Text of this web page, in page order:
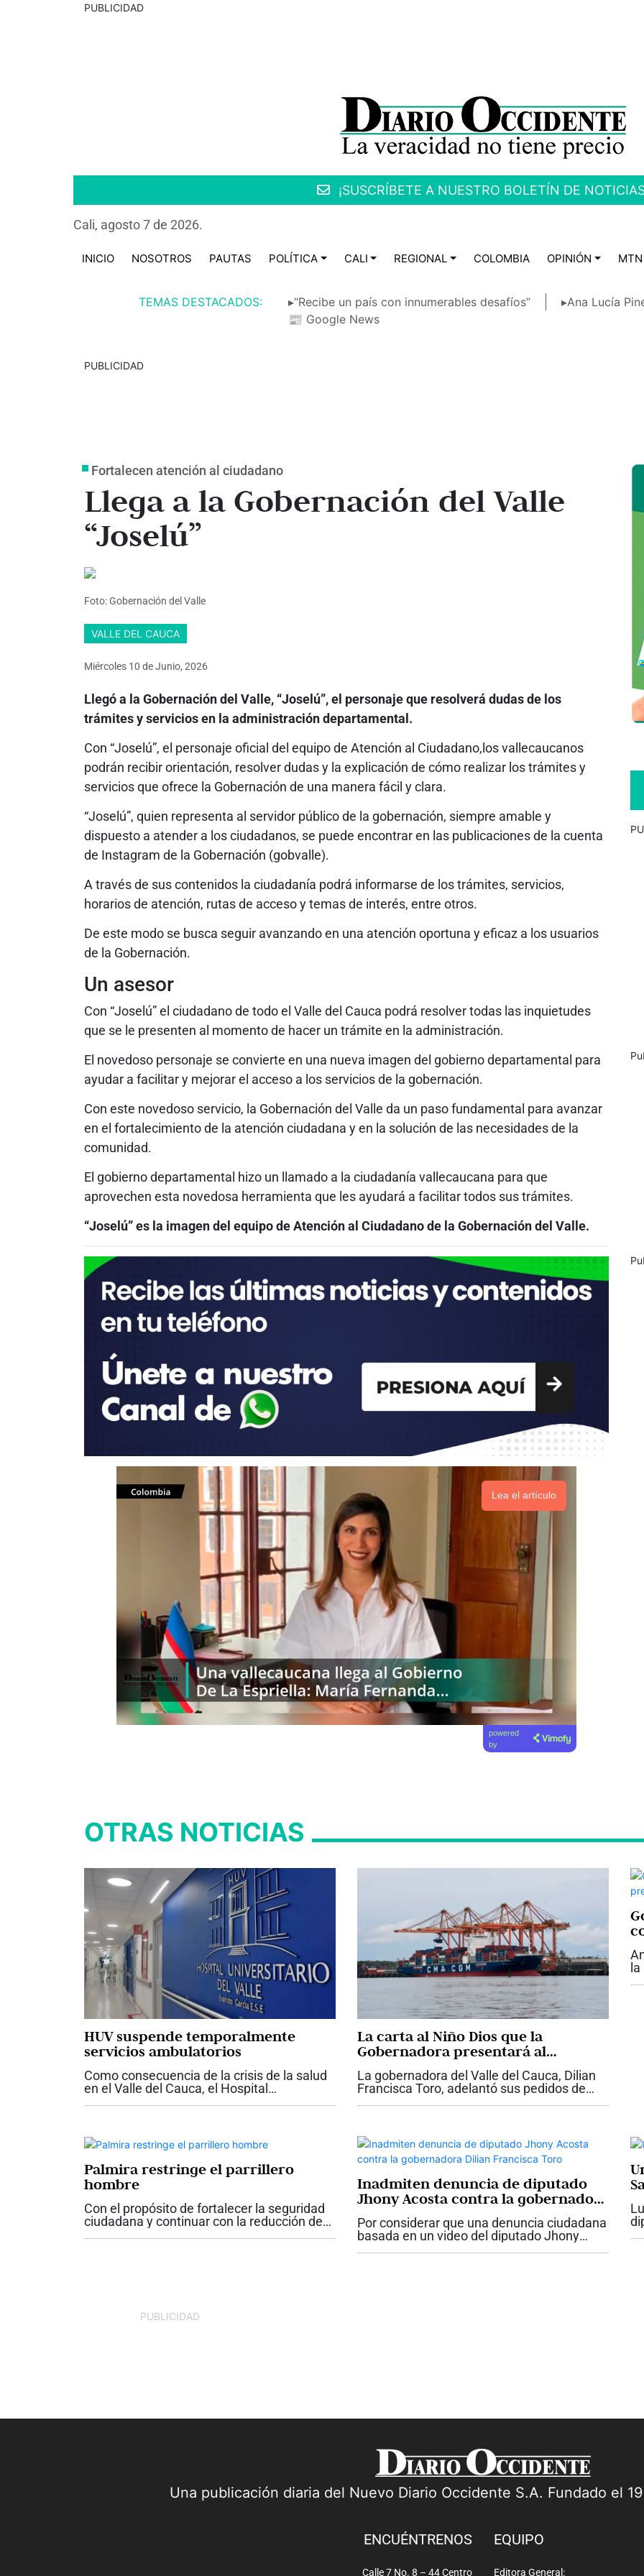
PUBLICIDAD
¡SUSCRÍBETE A NUESTRO BOLETÍN DE
Cali, agosto 7 de 2026.
INICIO NOSOTROS PAUTAS POLÍTICA CALI REGIONAL COLOMBIA OPINIÓN MTN
TEMAS DESTACADOS: ▸“Recibe un país con innumerables desafíos”
▸Ana Lucía
📰 Google News
PUBLICIDAD
Fortalecen atención al ciudadano
Llega a la Gobernación del Valle
“Joselú”
Foto: Gobernación del Valle
VALLE DEL CAUCA
Miércoles 10 deJunio, 2026
Llegó a la Gobernación del Valle, “Joselú”, el personaje que resolverá dudas de los
trámites y servicios en la administración departamental.
Con “Joselú”, el personaje oficial del equipo de Atención al Ciudadano,los vallecaucanos
podrán recibir orientación, resolver dudas y la explicación de cómo realizar los trámites y
servicios que ofrece la Gobernación de una manera fácil y clara.
“Joselú”, quien representa al servidor público de la gobernación, siempre amable y
dispuesto a atender a los ciudadanos, se puede encontrar en las publicaciones de la cuenta
de Instagram de la Gobernación (gobvalle).
A través de sus contenidos la ciudadanía podrá informarse de los trámites, servicios,
horarios de atención, rutas de acceso y temas de interés, entre otros.
De este modo se busca seguir avanzando en una atención oportuna y eficaz a los usuarios
de la Gobernación.
Un asesor
Con “Joselú” el ciudadano de todo el Valle del Cauca podrá resolver todas las inquietudes
que se le presenten al momento de hacer un trámite en la administración.
El novedoso personaje se convierte en una nueva imagen del gobierno departamental para
ayudar a facilitar y mejorar el acceso a los servicios de la gobernación.
Con este novedoso servicio, la Gobernación del Valle da un paso fundamental para avanzar
en el fortalecimiento de la atención ciudadana y en la solución de las necesidades de la
comunidad.
El gobierno departamental hizo un llamado a la ciudadanía vallecaucana para que
aprovechen esta novedosa herramienta que les ayudará a facilitar todos sus trámites.
“Joselú” es la imagen del equipo de Atención al Ciudadano de la Gobernación del Valle.
Lea el artículo
powered
by
OTRAS NOTICIAS
HUV suspende temporalmente
servicios ambulatorios
Como consecuencia de la crisis de la salud
en el Valle del Cauca, el Hospital
atenciones para...
La carta al Niño Dios que la
Gobernadora presentará al
Presidente Abelardo De La Espriella
con proyectos claves para el Valle
La gobernadora del Valle del Cauca, Dilian
Francisca Toro, adelantó sus pedidos de
la
Palmira restringe el parrillero
hombre
Con el propósito de fortalecer la seguridad
ciudadana y continuar con la reducción de
los índices de criminalidad, el alcalde de
Inadmiten denuncia de diputado
Jhony Acosta contra la gobernadora
Dilian Francisca Toro
Por considerar que una denuncia ciudadana
basada en un video del diputado Jhony
PUBLICIDAD
Una publicación diaria del Nuevo Diario Occidente S.A. Fundado el
ENCUÉNTRENOS
Calle 7 No. 8 – 44 Centro
EQUIPO
Editora General: